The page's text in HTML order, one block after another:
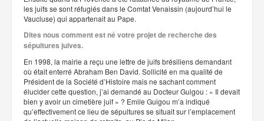
les juifs se sont réfugiés dans le Comtat Venaissin (aujourd’hui le
Vaucluse) qui appartenait au Pape.
Dites nous comment est né votre projet de recherche des
sépultures juives.
En 1998, la mairie a reçu une lettre de juifs brésiliens demandant
où était enterré Abraham Ben David. Sollicité en ma qualité de
Président de la Société d’Histoire mais ne sachant comment
élucider cette question, j’ai demandé au Docteur Guigou : « Il devait
bien y avoir un cimetière juif » ? Emile Guigou m’a indiqué
qu’effectivement ce lieu de sépultures se situait sur l’emplacement